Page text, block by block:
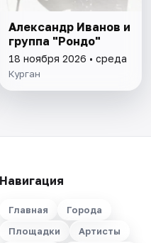
Александр Иванов и
группа "Рондо"
18 ноября 2026 • среда
Курган
Навигация
Главная
Города
Площадки
Артисты